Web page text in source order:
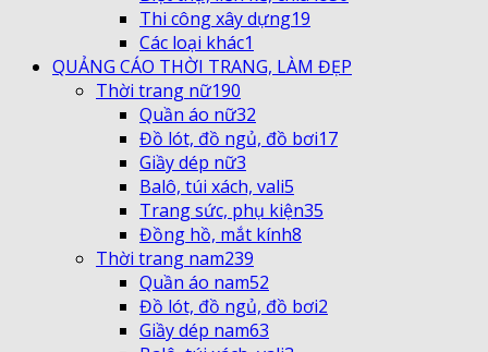
Thi công xây dựng19
Các loại khác1
QUẢNG CÁO THỜI TRANG, LÀM ĐẸP
Thời trang nữ190
Quần áo nữ32
Đồ lót, đồ ngủ, đồ bơi17
Giầy dép nữ3
Balô, túi xách, vali5
Trang sức, phụ kiện35
Đồng hồ, mắt kính8
Thời trang nam239
Quần áo nam52
Đồ lót, đồ ngủ, đồ bơi2
Giầy dép nam63